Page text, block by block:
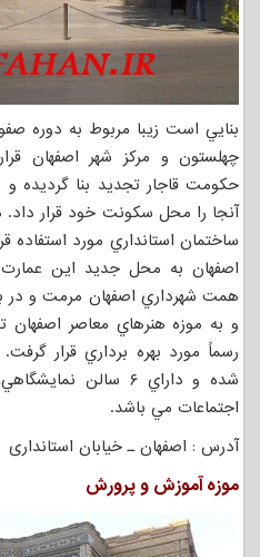
چهلستون و مركز شهر اصفهان
حكومت قاجار تجديد بنا گرديده
آنجا را محل سكونت خود قرار داد.
ساختمان استانداري مورد استفاده
اصفهان به محل جديد اين عمارت
همت شهرداري اصفهان مرمت و در
رسماً مورد بهره برداري قرار
شده و داراي ۶ سالن
اجتماعات مي باشد.
آدرس : اصفهان ـ خیابان استانداری شماره
موزه آموزش و پرورش